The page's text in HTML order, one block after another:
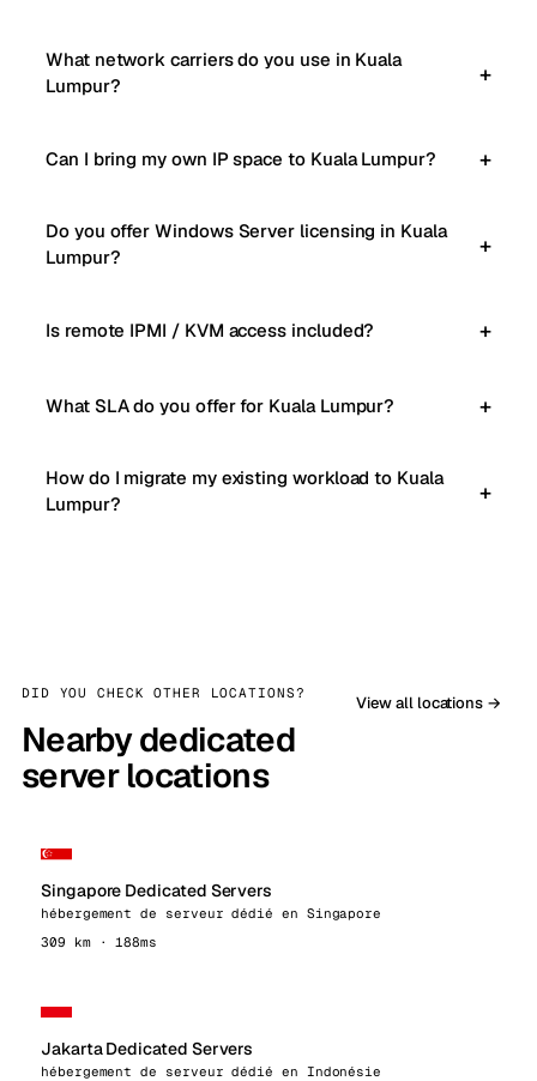
What network carriers do you use in Kuala
Lumpur?
Can I bring my own IP space to Kuala Lumpur?
Do you offer Windows Server licensing in Kuala
Lumpur?
Is remote IPMI / KVM access included?
What SLA do you offer for Kuala Lumpur?
How do I migrate my existing workload to Kuala
Lumpur?
DID YOU CHECK OTHER LOCATIONS?
Nearby dedicated
server locations
View all locations →
Singapore Dedicated Servers
hébergement de serveur dédié en Singapore
309 km · 188ms
Jakarta Dedicated Servers
hébergement de serveur dédié en Indonésie